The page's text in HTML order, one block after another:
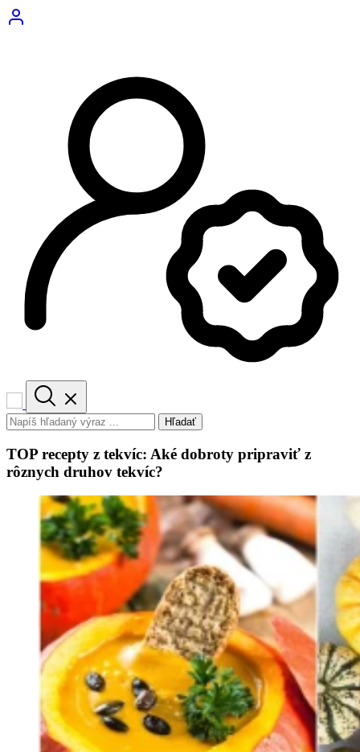
Hľadať
TOP recepty z tekvíc: Aké dobroty pripraviť z
rôznych druhov tekvíc?